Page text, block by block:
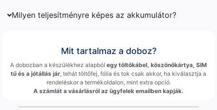
Milyen teljesítményre képes az akkumulátor?
Mit tartalmaz a doboz?
A dobozban a készülékhez alapból egy töltőkábel, köszönőkártya, SIM
tű és a jótállás jár, tehát töltőfej, fólia és tok csak akkor, ha kiválasztja a
rendeléskor a termékoldalon, mint extra opció.
A számlát a vásárlásról az ügyfelek emailben kapják.